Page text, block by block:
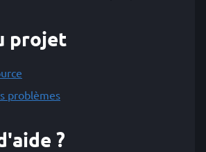
projet
problèmes
?